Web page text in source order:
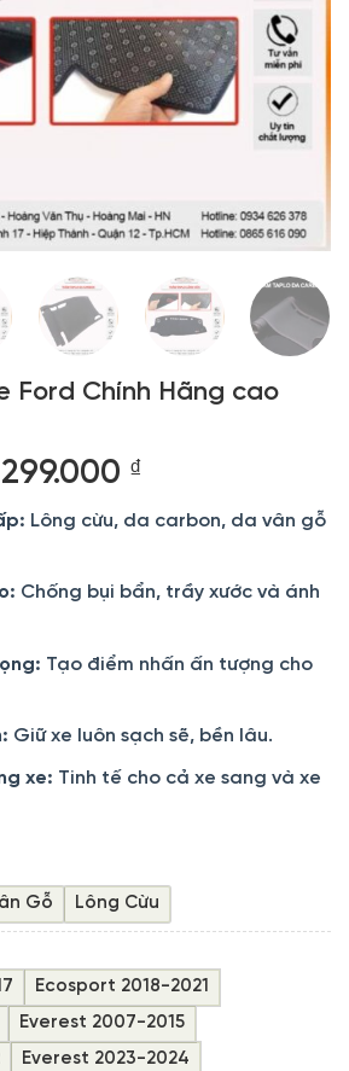
Ford Chính Hãng cao
299.000 ₫
từ
đến
Lông cừu, da carbon, da vân gỗ
Chống bụi bẩn, trầy xước và ánh
Tạo điểm nhấn ấn tượng cho
Giữ xe luôn sạch sẽ, bền lâu.
xe: Tinh tế cho cả xe sang và xe
Gỗ Lông Cừu
Ecosport 2018-2021
Everest 2007-2015
Everest 2023-2024